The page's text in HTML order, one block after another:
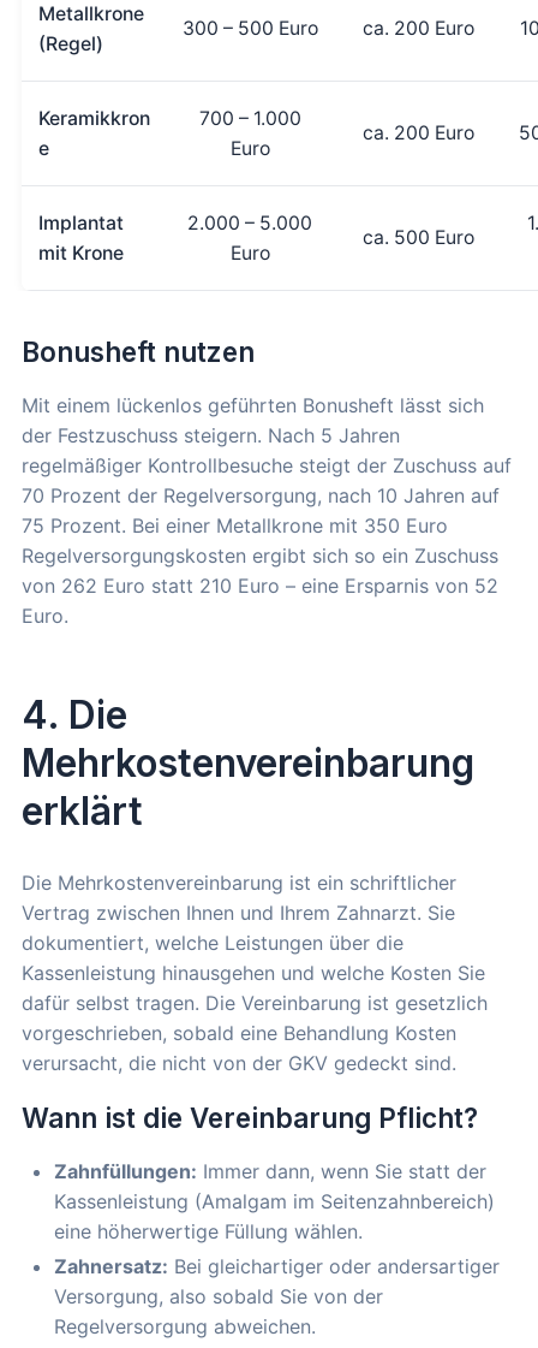
Metallkrone
(Regel)
300 – 500 Euro ca. 200 Euro
Keramikkron
e
700 – 1.000
Euro
ca. 200 Euro
Implantat
mit Krone
2.000 – 5.000
Euro
ca. 500 Euro
Bonusheft nutzen
Mit einem lückenlos geführten Bonusheft lässt sich
der Festzuschuss steigern. Nach 5 Jahren
regelmäßiger Kontrollbesuche steigt der Zuschuss auf
70 Prozent der Regelversorgung, nach 10 Jahren auf
75 Prozent. Bei einer Metallkrone mit 350 Euro
Regelversorgungskosten ergibt sich so ein Zuschuss
von 262 Euro statt 210 Euro – eine Ersparnis von 52
Euro.
4. Die
Mehrkostenvereinbarung
erklärt
Die Mehrkostenvereinbarung ist ein schriftlicher
Vertrag zwischen Ihnen und Ihrem Zahnarzt. Sie
dokumentiert, welche Leistungen über die
Kassenleistung hinausgehen und welche Kosten Sie
dafür selbst tragen. Die Vereinbarung ist gesetzlich
vorgeschrieben, sobald eine Behandlung Kosten
verursacht, die nicht von der GKV gedeckt sind.
Wann ist die Vereinbarung Pflicht?
Zahnfüllungen: Immer dann, wenn Sie statt der
Kassenleistung (Amalgam im Seitenzahnbereich)
eine höherwertige Füllung wählen.
Zahnersatz: Bei gleichartiger oder andersartiger
Versorgung, also sobald Sie von der
Regelversorgung abweichen.